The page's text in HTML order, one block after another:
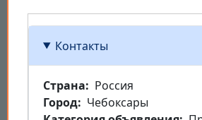
Контакты
Страна
Россия
Город
Чебоксары